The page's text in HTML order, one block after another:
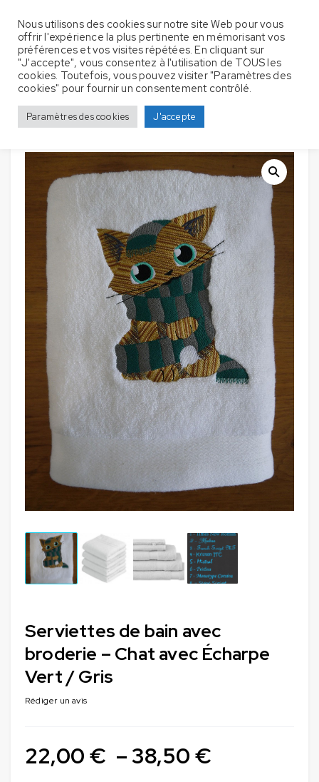
Accueil Serviette de bain Chats
Serviettes de bain avec
broderie – Chat avec Écharpe Vert / Gris
Serviettes de bain avec
broderie – Chat avec Écharpe
Vert / Gris
Rédiger un avis
22,00 € –38,50 €
Nous utilisons des cookies sur notre site Web pour vous
offrir l'expérience la plus pertinente en mémorisant vos
préférences et vos visites répétées. En cliquant sur
"J'accepte", vous consentez à l'utilisation de TOUS les
cookies. Toutefois, vous pouvez visiter "Paramètres des
cookies" pour fournir un consentement contrôlé.
Paramètres des cookies J'accepte